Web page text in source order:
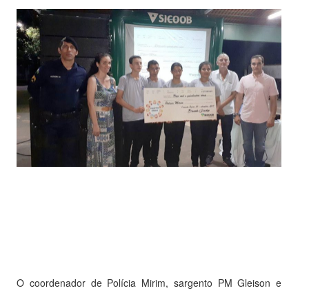
O coordenador de Polícia Mirim, sargento PM Gleison e